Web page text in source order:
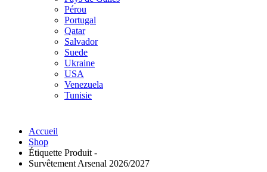
Pérou
Portugal
Qatar
Salvador
Suede
Ukraine
USA
Venezuela
Tunisie
Accueil
Shop
Étiquette Produit -
Survêtement Arsenal 2026/2027